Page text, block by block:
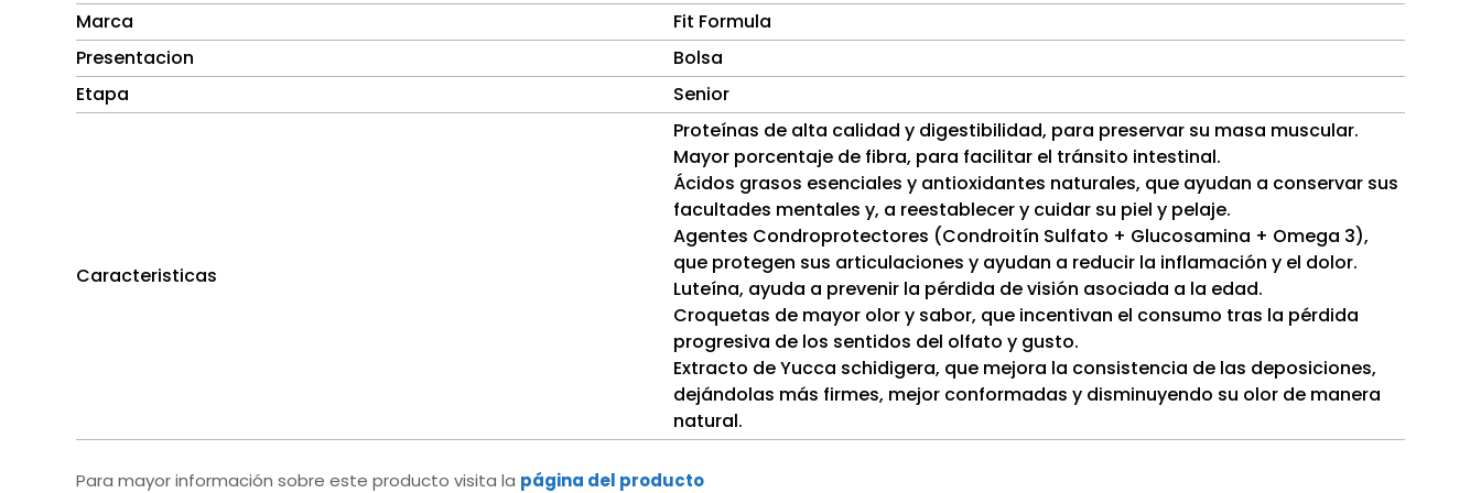
Marca
Fit Formula
Presentacion
Bolsa
Etapa
Senior
Caracteristicas
Proteínas de alta calidad y digestibilidad, para preservar su masa muscular.
Mayor porcentaje de fibra, para facilitar el tránsito intestinal.
Ácidos grasos esenciales y antioxidantes naturales, que ayudan a conservar sus
facultades mentales y, a reestablecer y cuidar su piel y pelaje.
Agentes Condroprotectores (Condroitín Sulfato + Glucosamina + Omega 3),
que protegen sus articulaciones y ayudan a reducir la inflamación y el dolor.
Luteína, ayuda a prevenir la pérdida de visión asociada a la edad.
Croquetas de mayor olor y sabor, que incentivan el consumo tras la pérdida
progresiva de los sentidos del olfato y gusto.
Extracto de Yucca schidigera, que mejora la consistencia de las deposiciones,
dejándolas más firmes, mejor conformadas y disminuyendo su olor de manera
natural.
Para mayor información sobre este producto visita la página del producto